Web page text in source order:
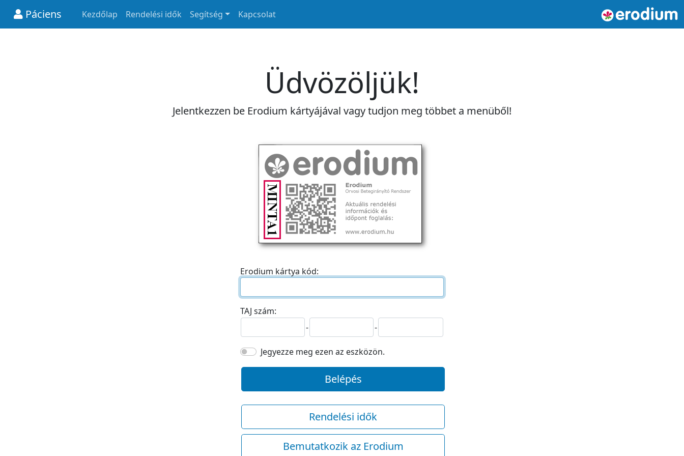
Páciens Kezdőlap Rendelési idők Segítség Kapcsolat
Üdvözöljük!
Jelentkezzen be Erodium kártyájával vagy tudjon meg többet a menüből!
Erodium kártya kód:
TAJ szám:
-
-
Jegyezze meg ezen az eszközön.
Belépés
Rendelési idők
Bemutatkozik az Erodium